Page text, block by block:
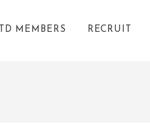
TD MEMBERS RECRUIT